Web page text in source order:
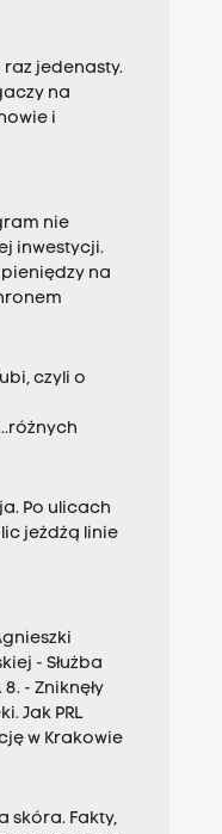
raz jedenasty.
na
i
nie
inwestycji.
na
czyli o
Po ulicach
jeżdżą linie
- Służba
- Zniknęły
Jak PRL
w Krakowie
skóra. Fakty,